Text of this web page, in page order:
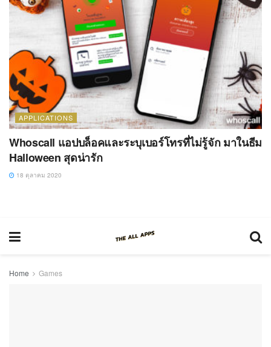
APPLICATIONS
Whoscall แอปบล็อคและระบุเบอร์โทรที่ไม่รู้จัก มาในธีม
Halloween สุดน่ารัก
18 ตุลาคม 2020
Home Games